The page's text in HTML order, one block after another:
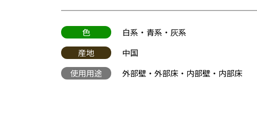
色
白系・青系・灰系
産地
中国
使用用途
外部壁・外部床・内部壁・内部床